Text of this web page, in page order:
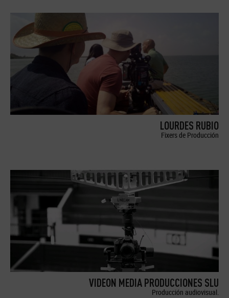
LOURDES RUBIO
Fixers de Producción
VIDEON MEDIA PRODUCCIONES SLU
Producción audiovisual.